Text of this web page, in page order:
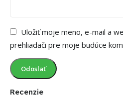
Recenzie
Uložiť moje meno, e-mail a
prehliadači pre moje budúce